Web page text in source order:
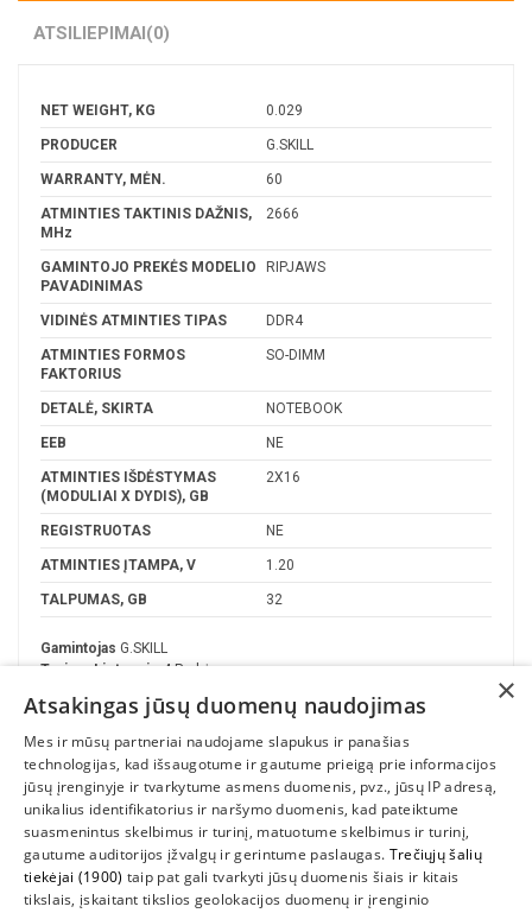
ATSILIEPIMAI(0)
NET WEIGHT, KG 0.029
PRODUCER G.SKILL
WARRANTY, MĖN. 60
ATMINTIES TAKTINIS DAŽNIS,
MHz
2666
GAMINTOJO PREKĖS MODELIO
PAVADINIMAS
RIPJAWS
VIDINĖS ATMINTIES TIPAS DDR4
ATMINTIES FORMOS
FAKTORIUS
SO-DIMM
DETALĖ, SKIRTA NOTEBOOK
EEB NE
ATMINTIES IŠDĖSTYMAS
(MODULIAI X DYDIS), GB
2X16
REGISTRUOTAS NE
ATMINTIES ĮTAMPA, V 1.20
TALPUMAS, GB 32
Gamintojas G.SKILL
Turime Lietuvoje 4 Prekės
INFORMACIJA
×
Atsakingas jūsų duomenų naudojimas
Mes ir mūsų partneriai naudojame slapukus ir panašias
technologijas, kad išsaugotume ir gautume prieigą prie informacijos
jūsų įrenginyje ir tvarkytume asmens duomenis, pvz., jūsų IP adresą,
unikalius identifikatorius ir naršymo duomenis, kad pateiktume
suasmenintus skelbimus ir turinį, matuotume skelbimus ir turinį,
gautume auditorijos įžvalgų ir gerintume paslaugas. Trečiųjų šalių
tiekėjai (1900) taip pat gali tvarkyti jūsų duomenis šiais ir kitais
tikslais, įskaitant tikslios geolokacijos duomenų ir įrenginio